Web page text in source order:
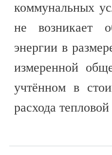
коммунальных
не возникает
энергии в
измеренной
учтённом в
расхода